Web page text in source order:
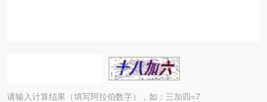
请输入计算结果（填写阿拉伯数字），如：三加四=7